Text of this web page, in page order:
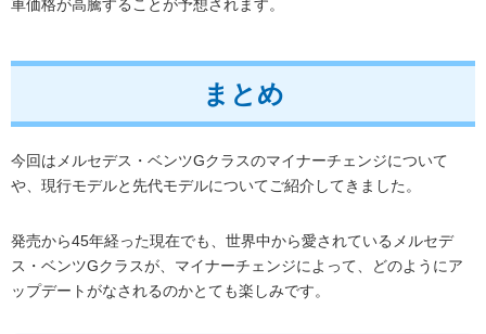
車価格が高騰することが予想されます。
まとめ
今回はメルセデス・ベンツGクラスのマイナーチェンジについて
や、現行モデルと先代モデルについてご紹介してきました。
発売から45年経った現在でも、世界中から愛されているメルセデ
ス・ベンツGクラスが、マイナーチェンジによって、どのようにア
ップデートがなされるのかとても楽しみです。